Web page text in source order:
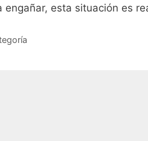
engañar, esta situación es